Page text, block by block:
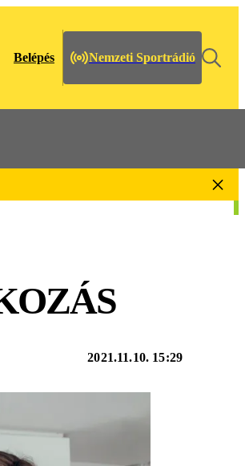
Belépés Nemzeti Sportrádió
2021.11.10. 15:29